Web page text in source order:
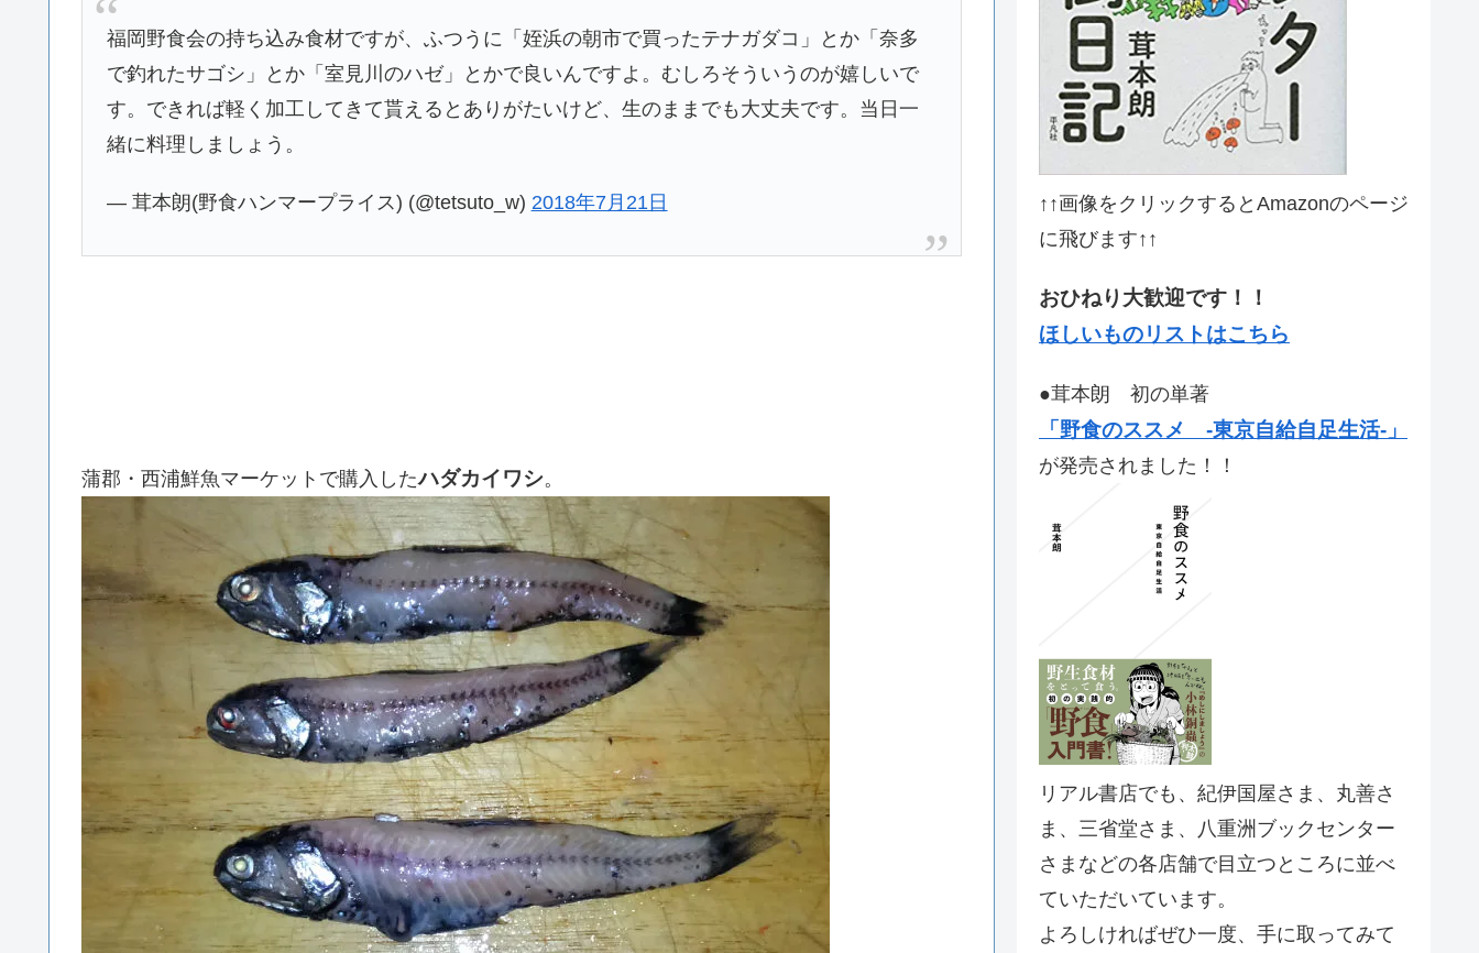
福岡野食会の持ち込み食材ですが、ふつうに「姪浜の朝市で買ったテナガダコ」とか「奈多
で釣れたサゴシ」とか「室見川のハゼ」とかで良いんですよ。むしろそういうのが嬉しいで
す。できれば軽く加工してきて貰えるとありがたいけど、生のままでも大丈夫です。当日一
緒に料理しましょう。
— 茸本朗(野食ハンマープライス) (@tetsuto_w) 2018年7月21日
蒲郡・西浦鮮魚マーケットで購入したハダカイワシ。
↑↑画像をクリックするとAmazonのページ
に飛びます↑↑
おひねり大歓迎です！！
ほしいものリストはこちら
●茸本朗 初の単著
「野食のススメ -東京自給自足生活-」
が発売されました！！
リアル書店でも、紀伊国屋さま、丸善さ
ま、三省堂さま、八重洲ブックセンター
さまなどの各店舗で目立つところに並べ
ていただいています。
よろしければぜひ一度、手に取ってみて